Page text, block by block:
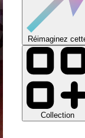
Réimaginez
Collection